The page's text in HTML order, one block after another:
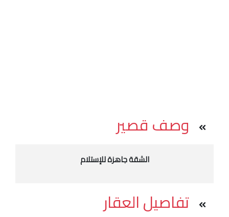
وصف قصير
الشقة جاهزة للإستلام
تفاصيل العقار